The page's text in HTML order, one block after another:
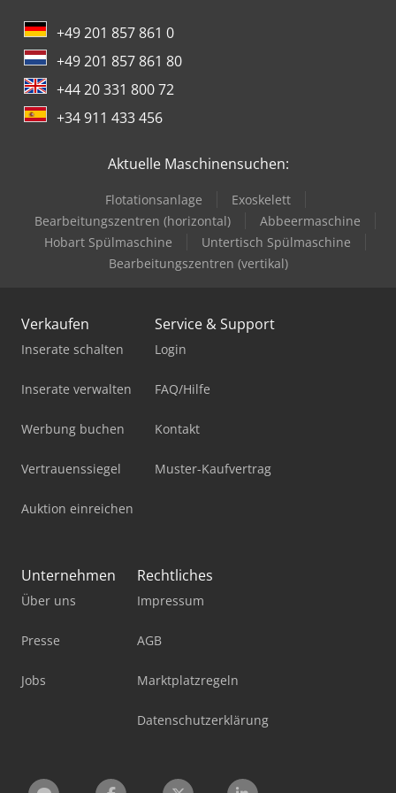
Räumungsaufträgen bieten wir ein echtes Rundum-
Sorglos-Paket: 1. Pauschalankauf: Ankauf von
Handelsware, Ausstattung & kompletten Lagerbeständen
inkl. besenreiner Räumung. 2. Provisionsversteigerung:
Durchführung von Versteigerungen im Auftrag. Unser Full-
Service durch eigene Mitarbeiter: Katalogisierung, Büro-
Rückbau und besenreine Übergabe. Egal ob Sie über
Schwerlastregale auf uns aufmerksam wurden oder ein
Schwerlastregal verzinkt / Regalsystem Schwerlast suchen
– wir garantieren beste Konditionen. Kontaktieren Sie uns
für ein unverbindliches Angebot!
+49 201 857 861 0
+49 201 857 861 80
+44 20 331 800 72
+34 911 433 456
Aktuelle Maschinensuchen:
Flotationsanlage
Exoskelett
Bearbeitungszentren (horizontal)
Abbeermaschine
Hobart Spülmaschine
Untertisch Spülmaschine
Bearbeitungszentren (vertikal)
Verkaufen
Inserate schalten
Inserate verwalten
Werbung buchen
Vertrauenssiegel
Auktion einreichen
Service & Support
Login
FAQ/Hilfe
Kontakt
Muster-Kaufvertrag
Unternehmen
Über uns
Presse
Jobs
Rechtliches
Impressum
AGB
Marktplatzregeln
Datenschutzerklärung